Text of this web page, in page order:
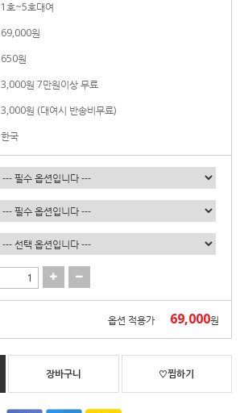
1호~5호대여
69,000원
650원
3,000원 7만원이상 무료
3,000원 (대여시 반송비무료)
한국
옵션 적용가 69,000원
장바구니 ♡찜하기